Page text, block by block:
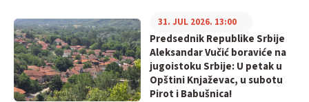
Predsednik Republike Srbije
Aleksandar Vučić boraviće na
jugoistoku Srbije: U petak u
Opštini Knjaževac, u subotu
Pirot i Babušnica!
31. JUL 2026. 13:00